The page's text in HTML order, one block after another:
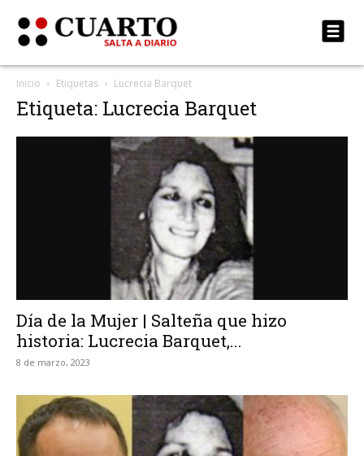
Inicio Etiquetas Lucrecia Barquet
Etiqueta: Lucrecia Barquet
Día de la Mujer | Salteña que hizo
historia: Lucrecia Barquet,...
8 de marzo, 2023